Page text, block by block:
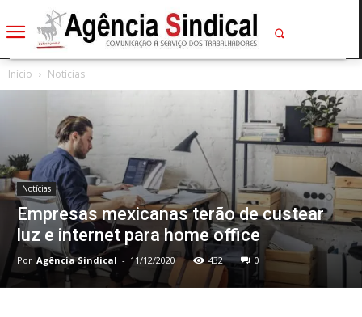
Início Notícias
Notícias
Empresas mexicanas terão de custear
luz e internet para home office
Por Agência Sindical - 11/12/2020 432 0